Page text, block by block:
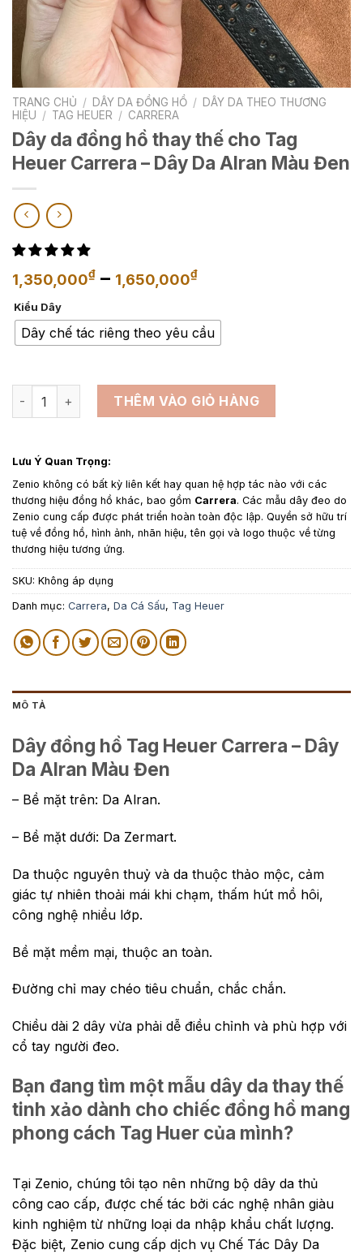
TRANG CHỦ / DÂY DA ĐỒNG HỒ / DÂY DA THEO THƯƠNG
HIỆU / TAG HEUER / CARRERA
Dây da đồng hồ thay thế cho Tag
Heuer Carrera – Dây Da Alran Màu Đen
1,350,000₫ – 1,650,000₫Khoảng
từ
1,350,000₫
Kiểu Dây
Dây chế tác riêng theo yêu cầu
Dây da đồng hồ thay thế cho Tag Heuer Carrera - Dây Da
THÊM VÀO GIỎ HÀNG
Lưu Ý Quan Trọng:
Zenio không có bất kỳ liên kết hay quan hệ hợp tác nào với các
thương hiệu đồng hồ khác, bao gồm Carrera. Các mẫu dây đeo do
Zenio cung cấp được phát triển hoàn toàn độc lập. Quyền sở hữu trí
tuệ về đồng hồ, hình ảnh, nhãn hiệu, tên gọi và logo thuộc về từng
thương hiệu tương ứng.
SKU: Không áp dụng
Danh mục: Carrera, Da Cá Sấu, Tag Heuer
MÔ TẢ
Dây đồng hồ Tag Heuer Carrera – Dây
Da Alran Màu Đen
– Bề mặt trên: Da Alran.
– Bề mặt dưới: Da Zermart.
Da thuộc nguyên thuỷ và da thuộc thảo mộc, cảm
giác tự nhiên thoải mái khi chạm, thấm hút mồ hôi,
công nghệ nhiều lớp.
Bề mặt mềm mại, thuộc an toàn.
Đường chỉ may chéo tiêu chuẩn, chắc chắn.
Chiều dài 2 dây vừa phải dễ điều chỉnh và phù hợp với
cổ tay người đeo.
Bạn đang tìm một mẫu dây da thay thế
tinh xảo dành cho chiếc đồng hồ mang
phong cách Tag Huer của mình?
Tại Zenio, chúng tôi tạo nên những bộ dây da thủ
công cao cấp, được chế tác bởi các nghệ nhân giàu
kinh nghiệm từ những loại da nhập khẩu chất lượng.
Đặc biệt, Zenio cung cấp dịch vụ Chế Tác Dây Da